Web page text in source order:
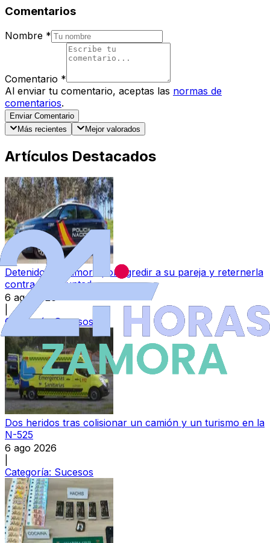
Comentarios
Nombre *
Comentario *
Al enviar tu comentario, aceptas las normas de
comentarios.
Enviar Comentario
Más recientes
Mejor valorados
Artículos Destacados
Detenido en Zamora por agredir a su pareja y reternerla
contra su voluntad
6 ago 2026
Categoría:Sucesos
Dos heridos tras colisionar un camión y un turismo en la
N-525
6 ago 2026
Categoría: Sucesos